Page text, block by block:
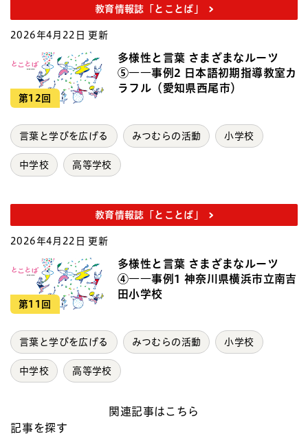
教育情報誌「とことば」
2026年4月22日 更新
第12回
多様性と言葉 さまざまなルーツ
⑤――事例2 日本語初期指導教室カ
ラフル（愛知県西尾市）
言葉と学びを広げる みつむらの活動 小学校
中学校 高等学校
教育情報誌「とことば」
2026年4月22日 更新
第11回
多様性と言葉 さまざまなルーツ
④――事例1 神奈川県横浜市立南吉
田小学校
言葉と学びを広げる みつむらの活動 小学校
中学校 高等学校
関連記事はこちら
記事を探す